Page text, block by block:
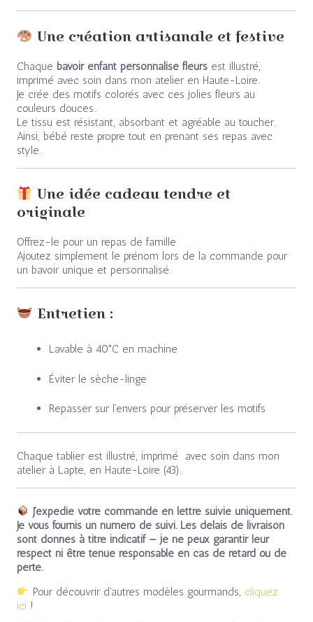
Une création artisanale et festive
Chaque bavoir enfant personnalisé fleursest illustré,
imprimé avec soin dans mon atelier en Haute-Loire.
Je crée des motifs colorés avec ces jolies fleurs au
couleurs douces..
Le tissu est résistant, absorbant et agréable au toucher.
Ainsi, bébé reste propre tout en prenant ses repas avec
style.
Une idée cadeau tendre et
originale
Offrez-le pour un repas de famille
Ajoutez simplement le prénom lors de la commande pour
un bavoir unique et personnalisé.
Entretien :
Lavable à 40°C en machine
Éviter le sèche-linge
Repasser sur l’envers pour préserver les motifs
Chaque tablier est illustré, imprimé avec soin dans mon
atelier à Lapte, en Haute-Loire (43).
J’expédie votre commande en lettre suivie uniquement.
Je vous fournis un numéro de suivi. Les délais de livraison
sont donnés à titre indicatif — je ne peux garantir leur
respect ni être tenue responsable en cas de retard ou de
perte.
Pour découvrir d’autres modèles gourmands, cliquez
ici !